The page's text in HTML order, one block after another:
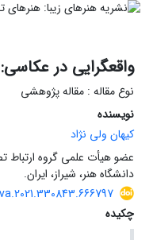
واقعگرایی در
نوع مقاله : مقاله پژوهشی
نویسنده
کیهان ولی نژاد
عضو هیأت علمی گروه
دانشگاه هنر، شیراز، ایران.
چکیده